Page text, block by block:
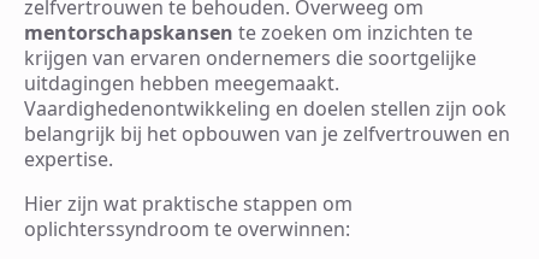
zelfvertrouwen te behouden. Overweeg om
mentorschapskansen te zoeken om inzichten te
krijgen van ervaren ondernemers die soortgelijke
uitdagingen hebben meegemaakt.
Vaardighedenontwikkeling en doelen stellen zijn ook
belangrijk bij het opbouwen van je zelfvertrouwen en
expertise.
Hier zijn wat praktische stappen om
oplichterssyndroom te overwinnen: